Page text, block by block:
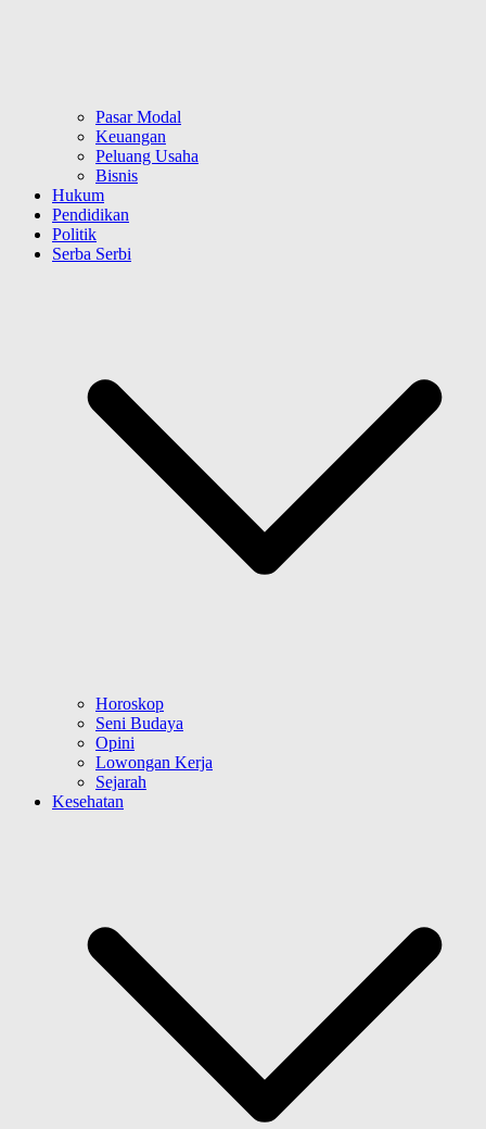
Pasar Modal
Keuangan
Peluang Usaha
Bisnis
Hukum
Pendidikan
Politik
Serba Serbi
Horoskop
Seni Budaya
Opini
Lowongan Kerja
Sejarah
Kesehatan